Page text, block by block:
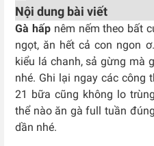
Nội dung bài viết
Gà hấpnêm nếm theo bất
ngọt, ăn hết cả con ngon
kiểu lá chanh, sả gừng mà
nhé. Ghi lại ngay các công
21 bữa cũng không lo
thể nào ăn gà full tuần
dần nhé.